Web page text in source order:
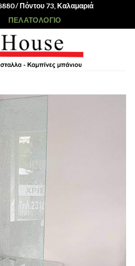
/ Πόντου 73, Καλαμαριά
ΠΕΛΑΤΟΛΌΓΙΟ